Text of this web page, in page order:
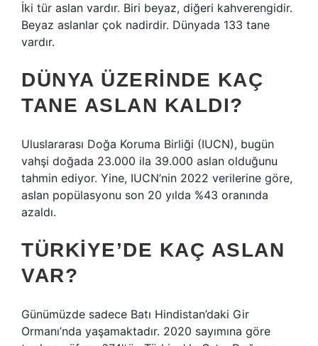
İki tür aslan vardır. Biri beyaz, diğeri kahverengidir.
Beyaz aslanlar çok nadirdir. Dünyada 133 tane
vardır.
DÜNYA ÜZERINDE KAÇ
TANE ASLAN KALDI?
Uluslararası Doğa Koruma Birliği (IUCN), bugün
vahşi doğada 23.000 ila 39.000 aslan olduğunu
tahmin ediyor. Yine, IUCN’nin 2022 verilerine göre,
aslan popülasyonu son 20 yılda %43 oranında
azaldı.
TÜRKIYE’DE KAÇ ASLAN
VAR?
Günümüzde sadece Batı Hindistan’daki Gir
Ormanı’nda yaşamaktadır. 2020 sayımına göre